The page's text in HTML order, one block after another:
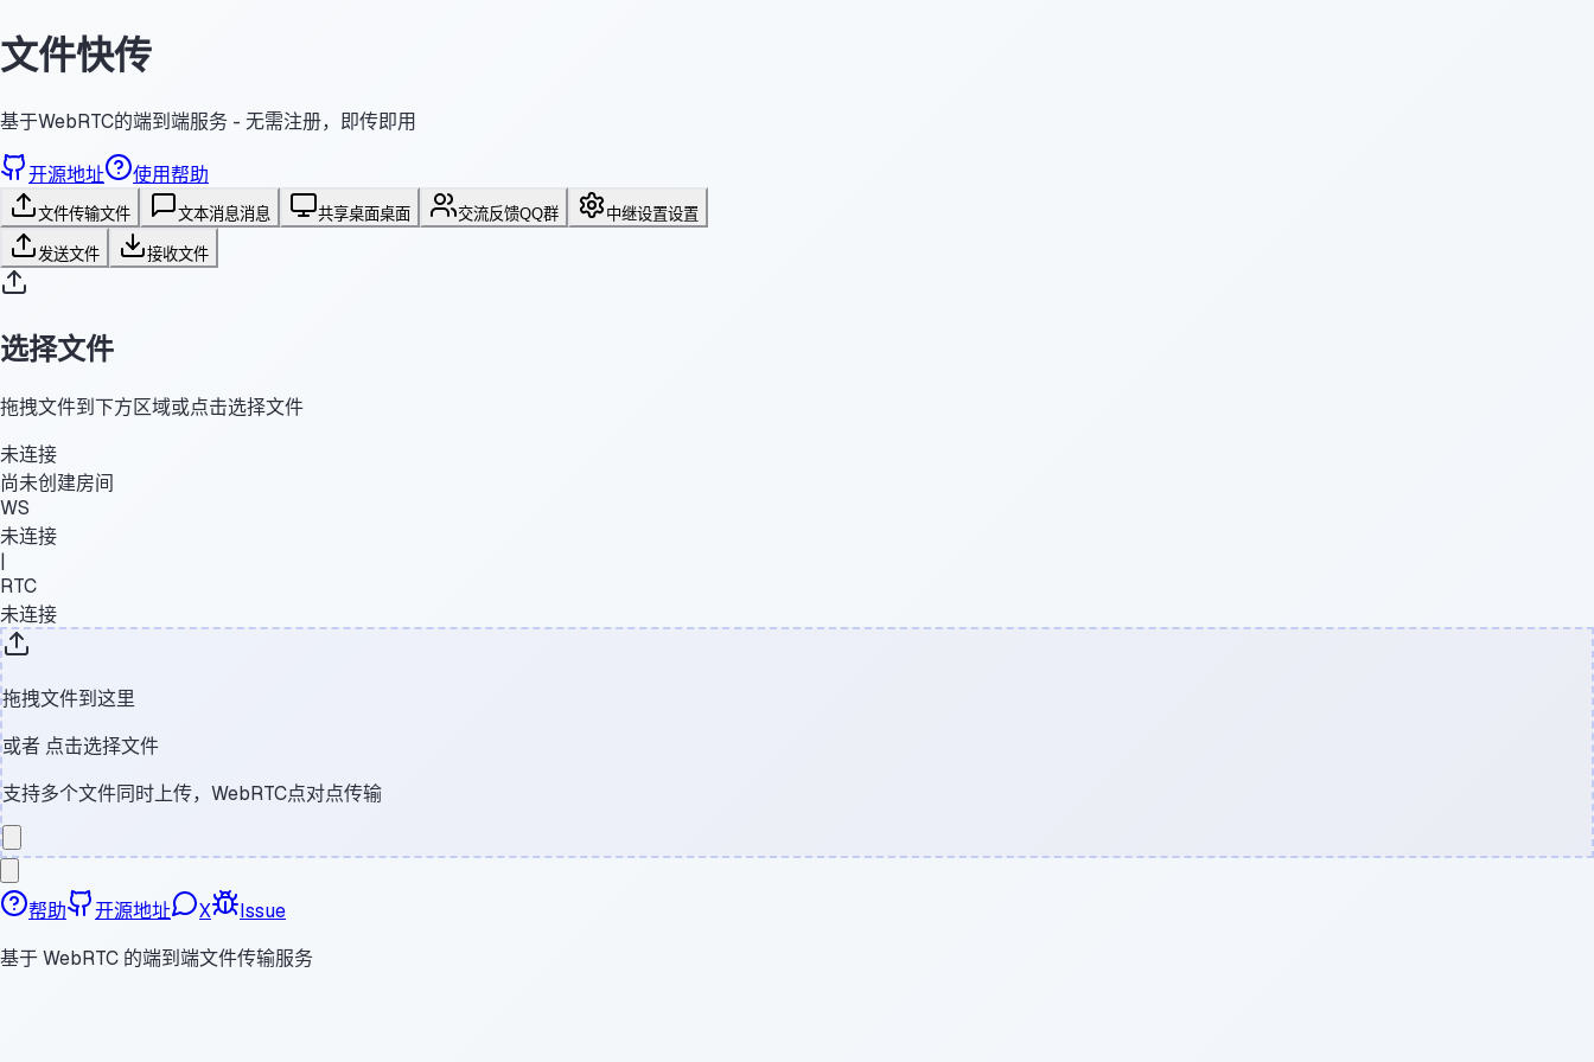
文件快传
基于WebRTC的端到端服务 - 无需注册，即传即用
开源地址 使用帮助
文件传输文件 文本消息消息 共享桌面桌面 交流反馈QQ群 中继设置设置
发送文件 接收文件
选择文件
拖拽文件到下方区域或点击选择文件
未连接
尚未创建房间
WS
未连接
|
RTC
未连接
拖拽文件到这里
或者 点击选择文件
支持多个文件同时上传，WebRTC点对点传输
帮助 开源地址 X
Issue
基于 WebRTC 的端到端文件传输服务